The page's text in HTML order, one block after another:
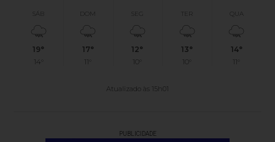
SÁB
19°
14°
DOM
17°
11°
SEG
12°
10°
TER
13°
10°
QUA
14°
11°
Atualizado às 15h01
PUBLICIDADE